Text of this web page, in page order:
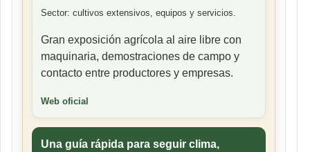
Sector: cultivos extensivos, equipos y servicios.
Gran exposición agrícola al aire libre con
maquinaria, demostraciones de campo y
contacto entre productores y empresas.
Web oficial
Una guía rápida para seguir clima,